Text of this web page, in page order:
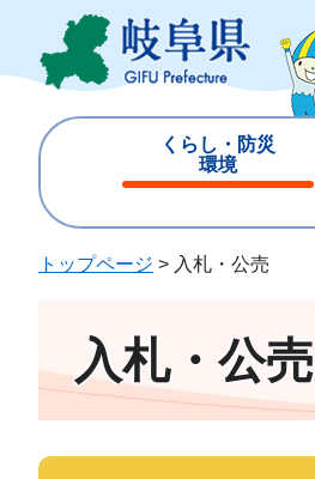
ジ
ュ
くらし・防災
環境
じ
トップページ > 入札・公売
入札・公売